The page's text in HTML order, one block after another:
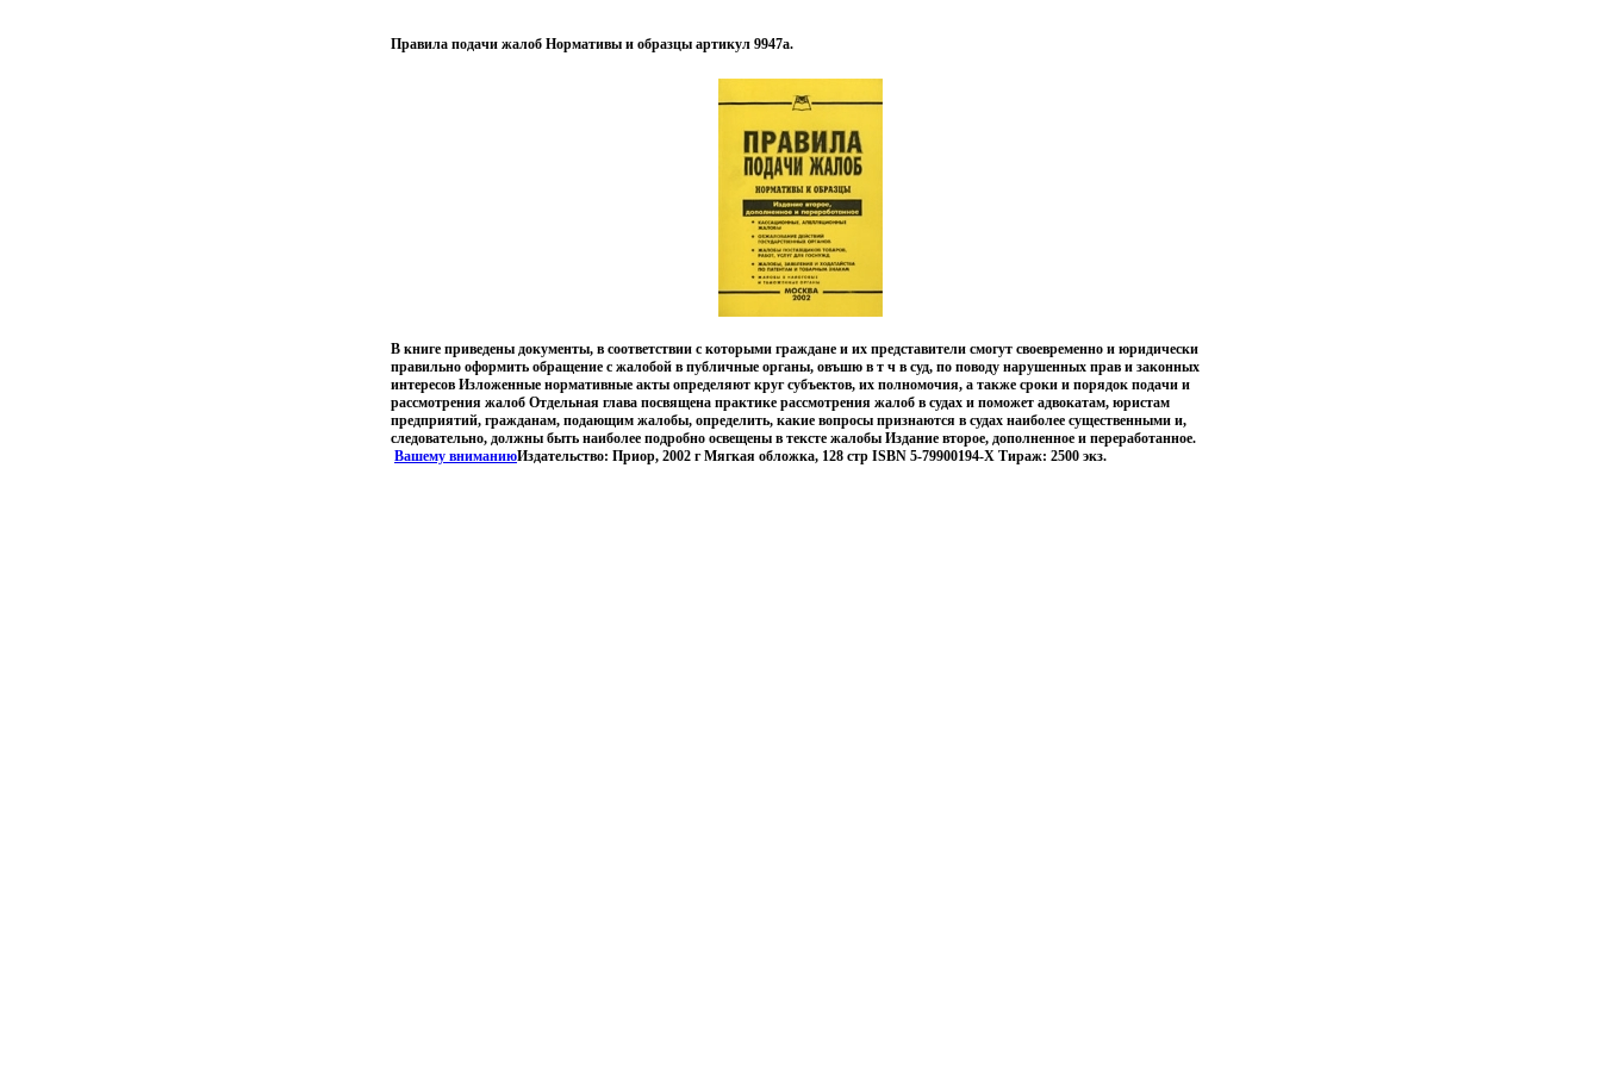
Правила подачи жалоб Нормативы и образцы артикул 9947a.
В книге приведены документы, в соответствии с которыми граждане и их представители смогут своевременно и юридически
правильно оформить обращение с жалобой в публичные органы, овъшю в т ч в суд, по поводу нарушенных прав и законных
интересов Изложенные нормативные акты определяют круг субъектов, их полномочия, а также сроки и порядок подачи и
рассмотрения жалоб Отдельная глава посвящена практике рассмотрения жалоб в судах и поможет адвокатам, юристам
предприятий, гражданам, подающим жалобы, определить, какие вопросы признаются в судах наиболее существенными и,
следовательно, должны быть наиболее подробно освещены в тексте жалобы Издание второе, дополненное и переработанное.
Вашему вниманиюИздательство: Приор, 2002 г Мягкая обложка, 128 стр ISBN 5-79900194-X Тираж: 2500 экз.